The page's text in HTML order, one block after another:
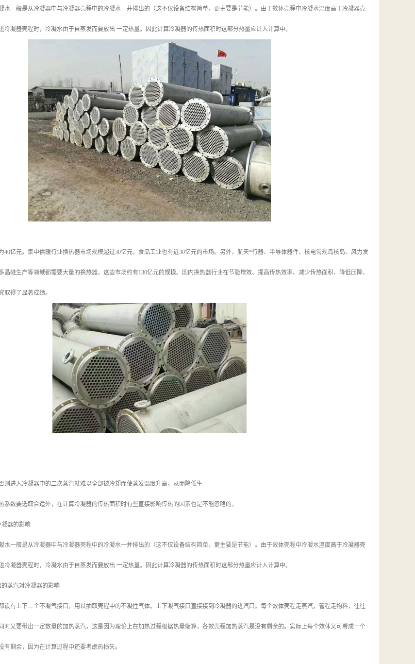
水一般是从冷凝器中与冷凝器壳程中的冷凝水一并排出的（这不仅设备结构简单，更主要是节能）。由于效体壳程中冷凝水温度高于冷凝器壳
冷凝器壳程时，冷凝水由于自蒸发而要放出 一定热量。因此计算冷凝器的传热面积时这部分热量应计入计算中。
40亿元。集中供暖行业换热器市场规模超过30亿元，食品工业也有近30亿元的市场。另外，航天*行器、半导体器件、核电常规岛核岛、风力发
晶硅生产等领域都需要大量的换热器，这些市场约有130亿元的规模。国内换热器行业在节能增效、提高传热效率、减少传热面积、降低压降、
取得了显著成绩。
则进入冷凝器中的二次蒸汽就难以全部被冷却而使蒸发温度升高，从而降低生
系数要选取合适外，在计算冷凝器的传热面积时有些直接影响传热的因素也是不能忽略的。
凝器的影响
水一般是从冷凝器中与冷凝器壳程中的冷凝水一并排出的（这不仅设备结构简单，更主要是节能）。由于效体壳程中冷凝水温度高于冷凝器壳
冷凝器壳程时，冷凝水由于自蒸发而要放出 一定热量。因此计算冷凝器的传热面积时这部分热量应计入计算中。
的蒸汽对冷凝器的影响
设有上下二个不凝气接口，用以抽取壳程中的不凝性气体。上下凝气接口直接接到冷凝器的进汽口。每个效体壳程走蒸汽，管程走物料，往往
时又要带出一定数量的加热蒸汽，这是因为理论上在加热过程根据热量衡算，各效壳程加热蒸汽是没有剩余的。实际上每个效体又可看成一个
有剩余，因为在计算过程中还要考虑热损失。